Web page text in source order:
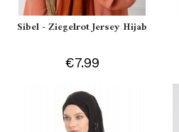
Sibel - Ziegelrot Jersey Hijab
€7.99